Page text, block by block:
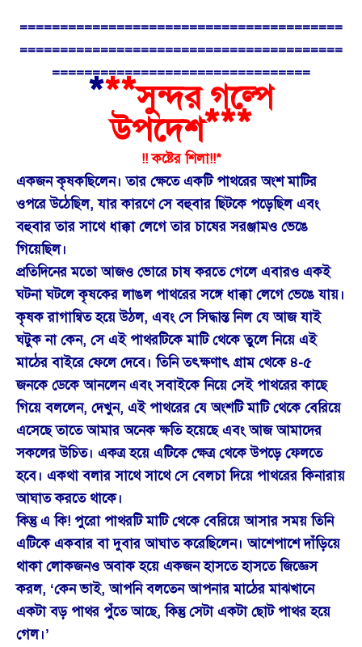
========================================
========================================
================================
***সুন্দর গল্পে
উপদেশ***
!! কষ্টের শিলা!!*
একজন কৃষকছিলেন। তার ক্ষেতে একটি পাথরের অংশ মাটির
ওপরে উঠেছিল, যার কারণে সে বহুবার ছিটকে পড়েছিল এবং
বহুবার তার সাথে ধাক্কা লেগে তার চাষের সরঞ্জামও ভেঙে
গিয়েছিল।
প্রতিদিনের মতো আজও ভোরে চাষ করতে গেলে এবারও একই
ঘটনা ঘটলে কৃষকের লাঙল পাথরের সঙ্গে ধাক্কা লেগে ভেঙে যায়।
কৃষক রাগান্বিত হয়ে উঠল, এবং সে সিদ্ধান্ত নিল যে আজ যাই
ঘটুক না কেন, সে এই পাথরটিকে মাটি থেকে তুলে নিয়ে এই
মাঠের বাইরে ফেলে দেবে। তিনি তৎক্ষণাৎ গ্রাম থেকে ৪-৫
জনকে ডেকে আনলেন এবং সবাইকে নিয়ে সেই পাথরের কাছে
গিয়ে বললেন, দেখুন, এই পাথরের যে অংশটি মাটি থেকে বেরিয়ে
এসেছে তাতে আমার অনেক ক্ষতি হয়েছে এবং আজ আমাদের
সকলের উচিত। একত্র হয়ে এটিকে ক্ষেত্র থেকে উপড়ে ফেলতে
হবে। একথা বলার সাথে সাথে সে বেলচা দিয়ে পাথরের কিনারায়
আঘাত করতে থাকে।
কিন্তু এ কি! পুরো পাথরটি মাটি থেকে বেরিয়ে আসার সময় তিনি
এটিকে একবার বা দুবার আঘাত করেছিলেন। আশেপাশে দাঁড়িয়ে
থাকা লোকজনও অবাক হয়ে একজন হাসতে হাসতে জিজ্ঞেস
করল, ‘কেন ভাই, আপনি বলতেন আপনার মাঠের মাঝখানে
একটা বড় পাথর পুঁতে আছে, কিন্তু সেটা একটা ছোট পাথর হয়ে
গেল।’